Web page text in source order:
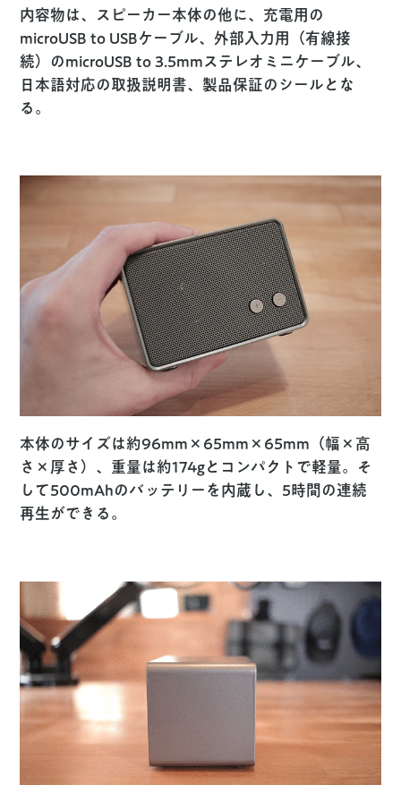
内容物は、スピーカー本体の他に、充電用の
microUSB to USBケーブル、外部入力用（有線接
続）のmicroUSB to 3.5mmステレオミニケーブル、
日本語対応の取扱説明書、製品保証のシールとな
る。
本体のサイズは約96mm×65mm×65mm（幅×高
さ×厚さ）、重量は約174gとコンパクトで軽量。そ
して500mAhのバッテリーを内蔵し、5時間の連続
再生ができる。